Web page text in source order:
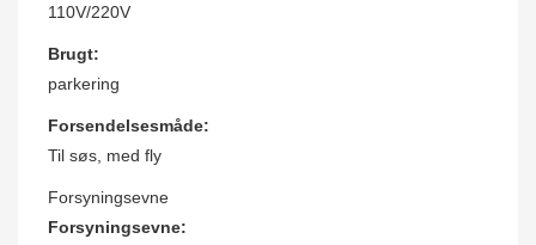
110V/220V
Brugt:
parkering
Forsendelsesmåde:
Til søs, med fly
Forsyningsevne
Forsyningsevne: